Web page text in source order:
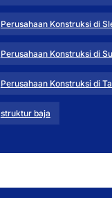
Perusahaan Konstruksi di
Perusahaan Konstruksi di
Perusahaan Konstruksi di
struktur baja